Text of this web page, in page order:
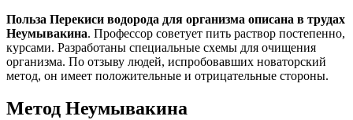
Польза Перекиси водорода для организма описана в трудах
Неумывакина. Профессор советует пить раствор постепенно,
курсами. Разработаны специальные схемы для очищения
организма. По отзыву людей, испробовавших новаторский
метод, он имеет положительные и отрицательные стороны.
Метод Неумывакина